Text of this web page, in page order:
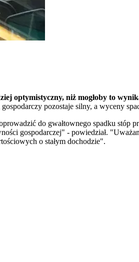
optymistyczny, niż mogłoby to
pozostaje silny, a wyceny
do gwałtownego spadku stóp
gospodarczej" - powiedział.
o stałym dochodzie".